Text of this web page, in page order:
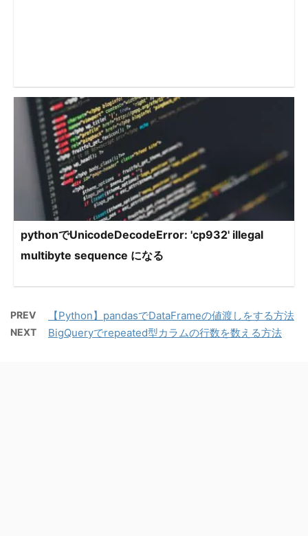
pythonでUnicodeDecodeError: 'cp932' illegal
multibyte sequence になる
PREV 【Python】pandasでDataFrameの値渡しをする方法
NEXT BigQueryでrepeated型カラムの行数を数える方法